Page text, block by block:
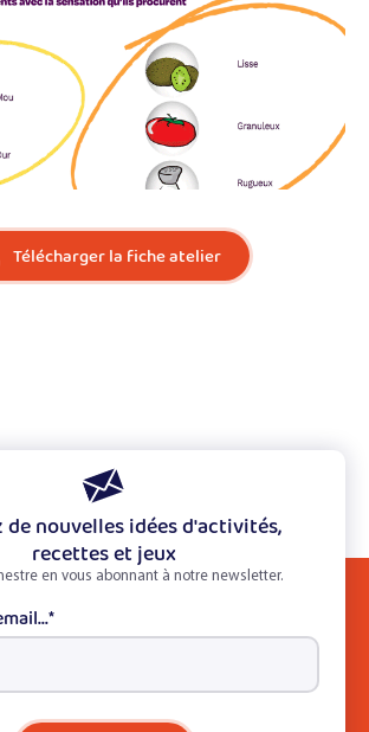
Télécharger la fiche atelier
de nouvelles idées d'activités,
recettes et jeux
en vous abonnant à notre newsletter.
*